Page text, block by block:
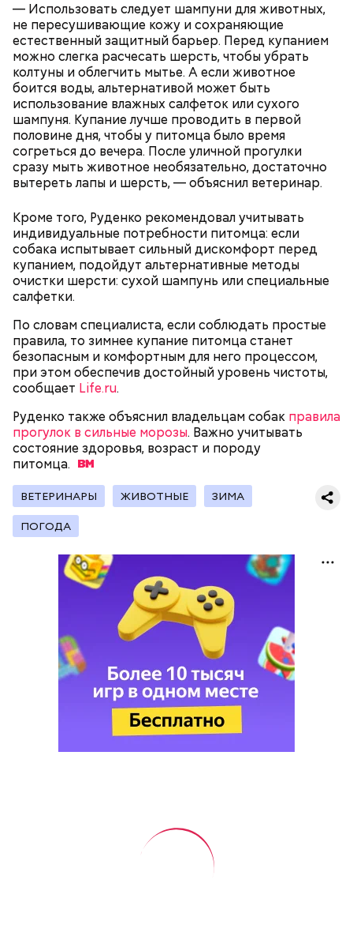
— Использовать следует шампуни для животных,
не пересушивающие кожу и сохраняющие
естественный защитный барьер. Перед купанием
можно слегка расчесать шерсть, чтобы убрать
колтуны и облегчить мытье. А если животное
боится воды, альтернативой может быть
использование влажных салфеток или сухого
шампуня. Купание лучше проводить в первой
половине дня, чтобы у питомца было время
согреться до вечера. После уличной прогулки
сразу мыть животное необязательно, достаточно
вытереть лапы и шерсть, — объяснил ветеринар.
Кроме того, Руденко рекомендовал учитывать
индивидуальные потребности питомца: если
собака испытывает сильный дискомфорт перед
купанием, подойдут альтернативные методы
очистки шерсти: сухой шампунь или специальные
салфетки.
По словам специалиста, если соблюдать простые
правила, то зимнее купание питомца станет
безопасным и комфортным для него процессом,
при этом обеспечив достойный уровень чистоты,
сообщает Life.ru.
Руденко также объяснил владельцам собак правила
прогулок в сильные морозы. Важно учитывать
состояние здоровья, возраст и породу
питомца.
ВЕТЕРИНАРЫ ЖИВОТНЫЕ ЗИМА
ПОГОДА
Международный день холостяка:
какие праздники отмечают в
России и мире 7 августа
Международный день холостяка
В Международный день холостяка все мужчины
без пары видятся со своими друзьями, устраивают
вечеринки, играют в видеоигры и проводят время,
наслаждаясь свободой и независимостью, пока
это возможно, ведь может быть и так, что через год
они уже не будут холостяками.
День малины со сливками